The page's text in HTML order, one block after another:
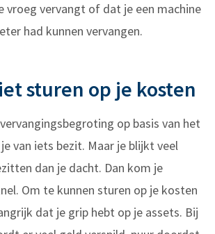
vroeg vervangt of dat je een machine
had kunnen vervangen.
sturen op je kosten
op basis van het
van iets bezit. Maar je blijkt veel
dan je dacht. Dan kom je
Om te kunnen sturen op je kosten
dat je grip hebt op je assets. Bij